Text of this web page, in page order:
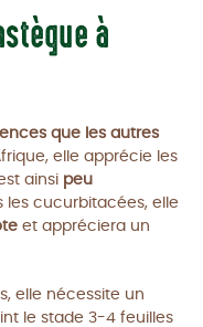
à
que les autres
elle apprécie les
ainsi peu
les cucurbitacées, elle
et appréciera un
elle nécessite un
le stade 3-4 feuilles